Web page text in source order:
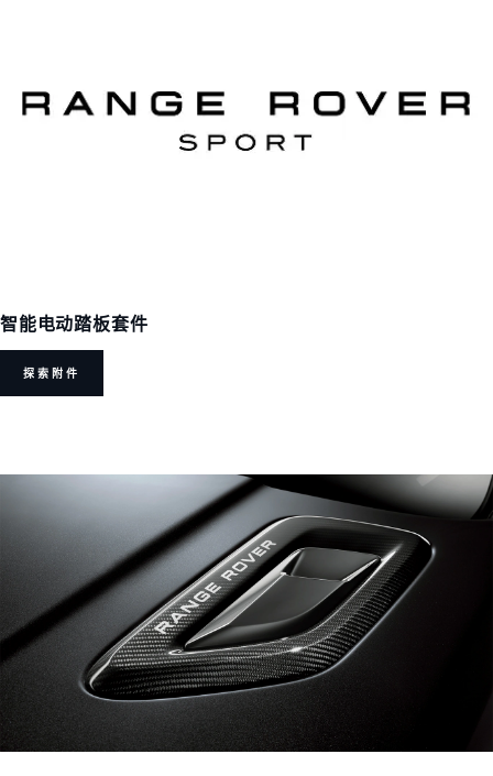
智能电动踏板套件
探索附件